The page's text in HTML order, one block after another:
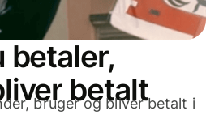
betaler,
betalt
bruger og bliver betalt i